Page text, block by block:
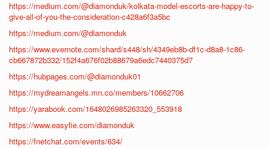
https://medium.com/@diamonduk/kolkata-model-escorts-are-happy-to-
give-all-of-you-the-consideration-c428a6f3a5bc
https://medium.com/@diamonduk
https://www.evernote.com/shard/s448/sh/4349eb8b-df1c-d8a8-1c86-
cb667872b332/152f4a676f02b88679a6edc7440375d7
https://hubpages.com/@diamonduk01
https://mydreamangels.mn.co/members/10662706
https://yarabook.com/1648026985263320_553918
https://www.easyfie.com/diamonduk
https://fnetchat.com/events/634/